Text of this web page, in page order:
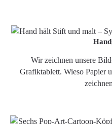
Wir zeichnen unsere
Grafiktablett. Wieso Papier